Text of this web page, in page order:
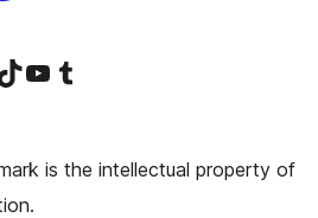
TikTok অ্যাকাউন্টটি দেখুন
আমাদের ইউটিউব চ্যানেলে যান আমাদের টাম্বলার অ্যাকাউন্ট দেখুন
is the intellectual property of